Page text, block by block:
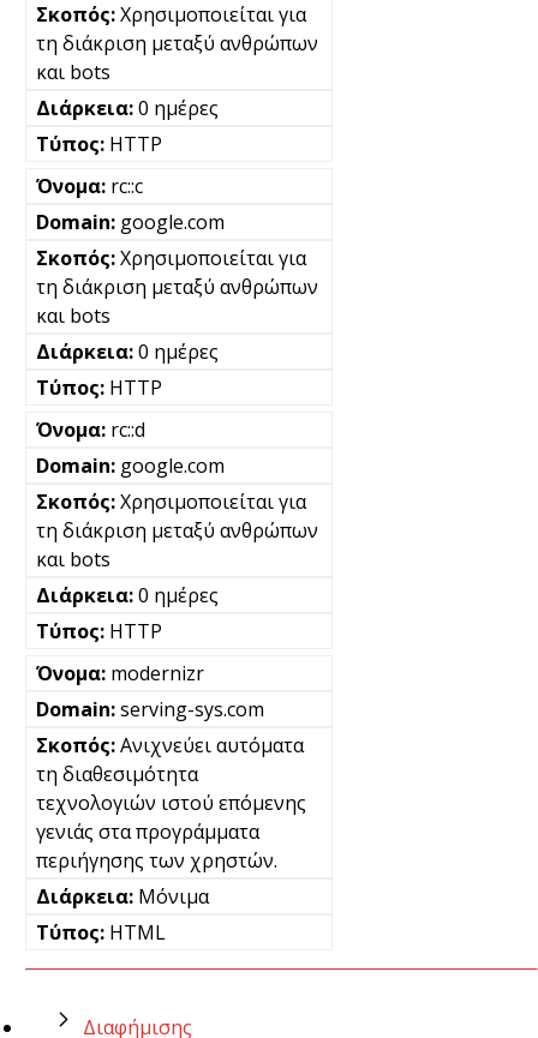
Χρησιμοποιείται για
τη διάκριση μεταξύ ανθρώπων
και bots
0 ημέρες
HTTP
rc::c
google.com
Χρησιμοποιείται για
τη διάκριση μεταξύ ανθρώπων
και bots
0 ημέρες
HTTP
rc::d
google.com
Χρησιμοποιείται για
τη διάκριση μεταξύ ανθρώπων
και bots
0 ημέρες
HTTP
modernizr
serving-sys.com
Ανιχνεύει αυτόματα
τη διαθεσιμότητα
τεχνολογιών ιστού επόμενης
γενιάς στα προγράμματα
περιήγησης των χρηστών.
Μόνιμα
HTML
Διαφήμισης